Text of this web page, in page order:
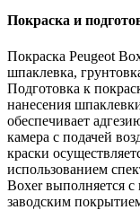
Покраска и
Покраска Peugeot
шпаклевка,
Подготовка к
нанесения
обеспечивает
камера с подачей
краски
использованием
Boxer выполняется с
заводским